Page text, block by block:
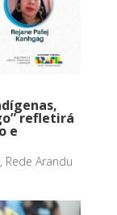
refletirá
e
, Rede Arandu